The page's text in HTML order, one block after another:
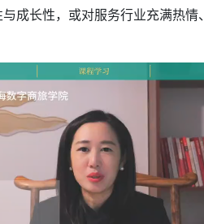
成长性，或对服务行业充满热情